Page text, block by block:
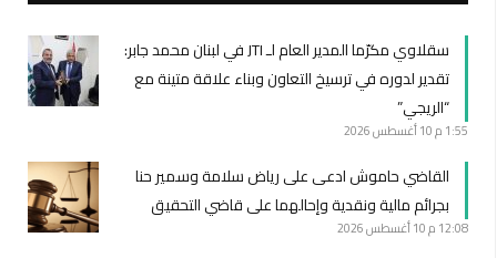
سقلاوي مكرّما المدير العام لـ JTI في لبنان محمد جابر:
تقدير لدوره في ترسيخ التعاون وبناء علاقة متينة مع
“الريجي”
1:55 م 10 أغسطس 2026
القاضي حاموش ادعى على رياض سلامة وسمير حنا
بجرائم مالية ونقدية وإحالهما على قاضي التحقيق
12:08 م 10 أغسطس 2026